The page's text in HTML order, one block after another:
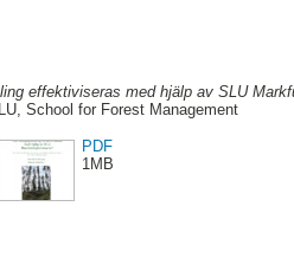
effektiviseras med hjälp av SLU
School for Forest Management
PDF
1MB